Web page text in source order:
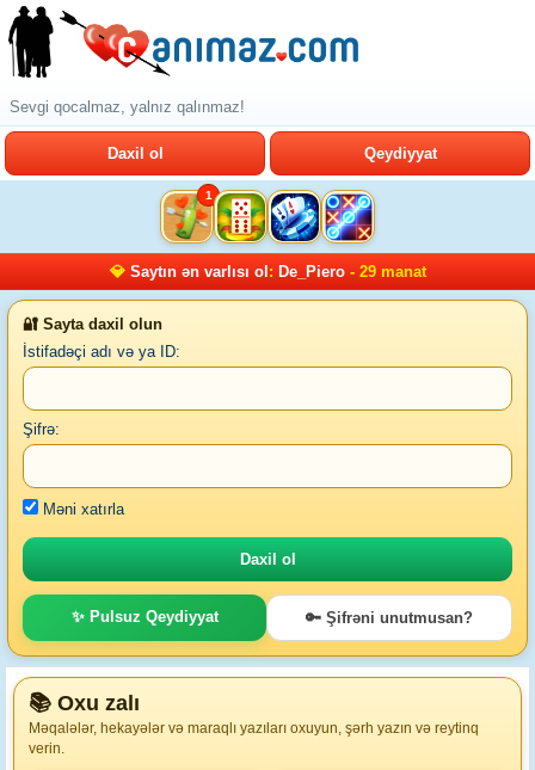
Sevgi qocalmaz, yalnız qalınmaz!
Daxil ol Qeydiyyat
1
💎 Saytın ən varlısı ol : De_Piero- 29 manat
🔐 Sayta daxil olun
İstifadəçi adı və ya ID:
Şifrə:
Məni xatırla
✨ Pulsuz Qeydiyyat 🔑 Şifrəni unutmusan?
📚 Oxu zalı
Məqalələr, hekayələr və maraqlı yazıları oxuyun, şərh yazın və reytinq
verin.